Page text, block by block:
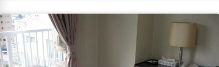
税・サービス料 ￥948含む
237ポイント
2026年08月25日までキャンセル無料
キャンセルポリシー